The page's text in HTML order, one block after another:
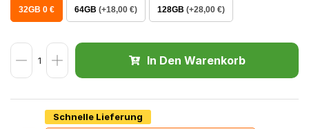
32GB 0 € 64GB (+18,00 €) 128GB (+28,00 €)
In Den Warenkorb
Schnelle Lieferung